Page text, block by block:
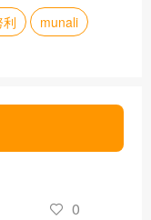
munali
0